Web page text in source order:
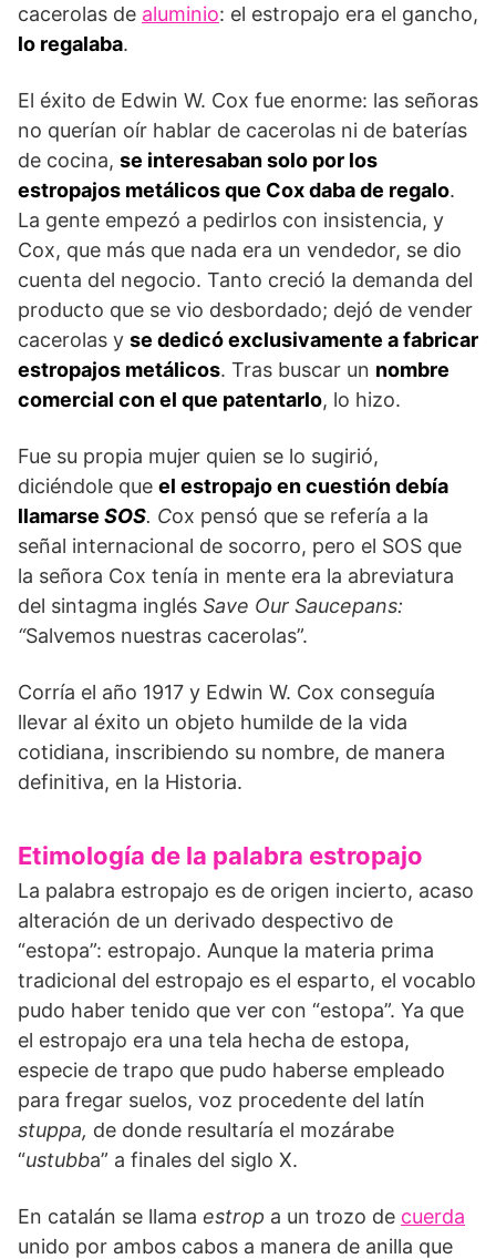
cacerolas de aluminio: el estropajo era el gancho,
lo regalaba.
El éxito de Edwin W. Cox fue enorme: las señoras
no querían oír hablar de cacerolas ni de baterías
de cocina, se interesaban solo por los
estropajos metálicos que Cox daba de regalo.
La gente empezó a pedirlos con insistencia, y
Cox, que más que nada era un vendedor, se dio
cuenta del negocio. Tanto creció la demanda del
producto que se vio desbordado; dejó de vender
cacerolas y se dedicó exclusivamente a fabricar
estropajos metálicos. Tras buscar un nombre
comercial con el que patentarlo, lo hizo.
Fue su propia mujer quien se lo sugirió,
diciéndole que el estropajo en cuestión debía
llamarse SOS. Cox pensó que se refería a la
señal internacional de socorro, pero el SOS que
la señora Cox tenía in mente era la abreviatura
del sintagma inglés Save Our Saucepans:
“Salvemos nuestras cacerolas”.
Corría el año 1917 y Edwin W. Cox conseguía
llevar al éxito un objeto humilde de la vida
cotidiana, inscribiendo su nombre, de manera
definitiva, en la Historia.
Etimología de la palabra estropajo
La palabra estropajo es de origen incierto, acaso
alteración de un derivado despectivo de
“estopa”: estropajo. Aunque la materia prima
tradicional del estropajo es el esparto, el vocablo
pudo haber tenido que ver con “estopa”. Ya que
el estropajo era una tela hecha de estopa,
especie de trapo que pudo haberse empleado
para fregar suelos, voz procedente del latín
stuppa, de donde resultaría el mozárabe
“ustubba” a finales del siglo X.
En catalán se llama estrop a un trozo de cuerda
unido por ambos cabos a manera de anilla que